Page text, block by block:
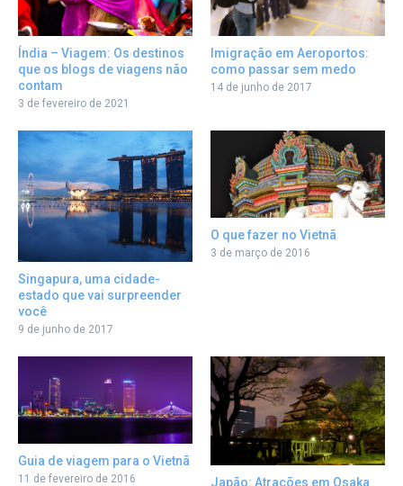
Índia – Viagem: Os destinos
que os blogs de viagens não
contam
3 de fevereiro de 2021
Imigração em Aeroportos:
como passar sem medo
14 de junho de 2017
Singapura, uma cidade-
estado que vai surpreender
você
9 de junho de 2017
O que fazer no Vietnã
3 de março de 2016
Guia de viagem para o Vietnã
11 de fevereiro de 2016 Japão: Atrações em Osaka